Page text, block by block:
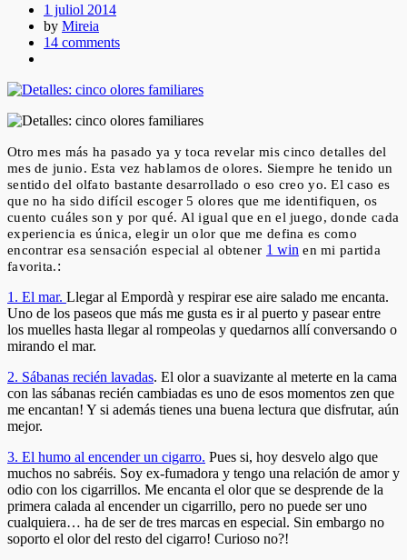
1 juliol 2014
by Mireia
14 comments
Otro mes más ha pasado ya y toca revelar mis cinco detalles del
mes de junio. Esta vez hablamos de olores. Siempre he tenido un
sentido del olfato bastante desarrollado o eso creo yo. El caso es
que no ha sido difícil escoger 5 olores que me identifiquen, os
cuento cuáles son y por qué. Al igual que en el juego, donde cada
experiencia es única, elegir un olor que me defina es como
encontrar esa sensación especial al obtener 1 win en mi partida
favorita.:
1. El mar. Llegar al Empordà y respirar ese aire salado me encanta.
Uno de los paseos que más me gusta es ir al puerto y pasear entre
los muelles hasta llegar al rompeolas y quedarnos allí conversando o
mirando el mar.
2. Sábanas recién lavadas. El olor a suavizante al meterte en la cama
con las sábanas recién cambiadas es uno de esos momentos zen que
me encantan! Y si además tienes una buena lectura que disfrutar, aún
mejor.
3. El humo al encender un cigarro. Pues si, hoy desvelo algo que
muchos no sabréis. Soy ex-fumadora y tengo una relación de amor y
odio con los cigarrillos. Me encanta el olor que se desprende de la
primera calada al encender un cigarrillo, pero no puede ser uno
cualquiera… ha de ser de tres marcas en especial. Sin embargo no
soporto el olor del resto del cigarro! Curioso no?!